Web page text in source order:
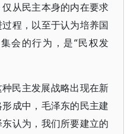
从民主本身的内在要求
程，以至于认为培养国
会的行为，是“民权发
民主发展战略出现在新
成中，毛泽东的民主建
认为，我们所要建立的